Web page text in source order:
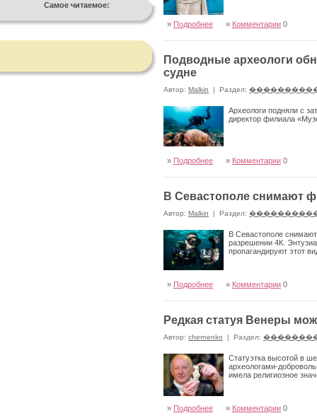
Самое читаемое:
» Подробнее » Комментарии 0
Подводные археологи
судне
Автор: Malkin | Раздел:
Археологи подняли с
директор филиала
» Подробнее » Комментарии 0
В Севастополе снимают
Автор: Malkin | Раздел:
В Севастополе
разрешении 4К.
пропагандируют этот
» Подробнее » Комментарии 0
Редкая статуя Венеры
Автор: chernenko | Раздел:
Статуэтка высотой в
археологами-
имела религиозное
» Подробнее » Комментарии 0